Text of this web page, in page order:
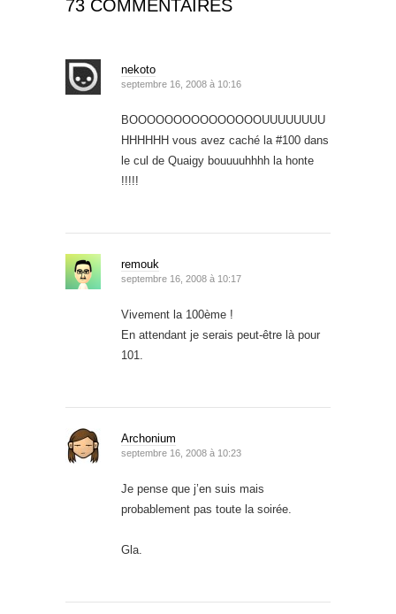
73 COMMENTAIRES
nekoto
septembre 16, 2008 à 10:16
BOOOOOOOOOOOOOOOUUUUUUUU
HHHHHH vous avez caché la #100 dans
le cul de Quaigy bouuuuhhhh la honte
!!!!!
remouk
septembre 16, 2008 à 10:17
Vivement la 100ème !
En attendant je serais peut-être là pour
101.
Archonium
septembre 16, 2008 à 10:23
Je pense que j’en suis mais
probablement pas toute la soirée.
Gla.